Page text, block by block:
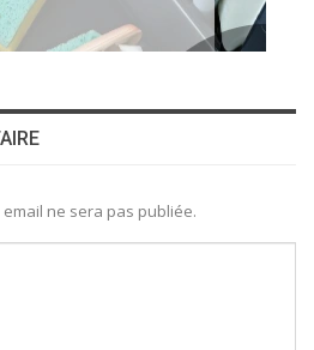
ne sera pas publiée.